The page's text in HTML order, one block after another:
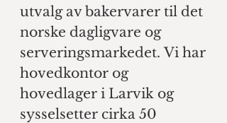
utvalg av bakervarer til det
norske dagligvare og
serveringsmarkedet.Vi har
hovedkontor og
hovedlager i Larvik og
sysselsetter cirka 50